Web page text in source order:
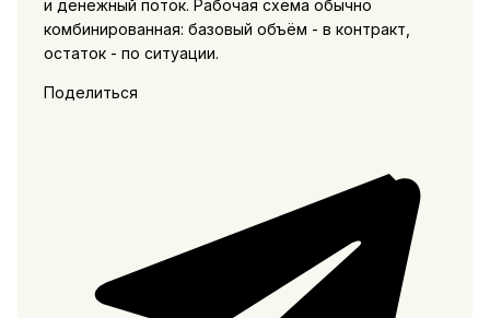
и денежный поток. Рабочая схема обычно
комбинированная: базовый объём - в контракт,
остаток - по ситуации.
Поделиться